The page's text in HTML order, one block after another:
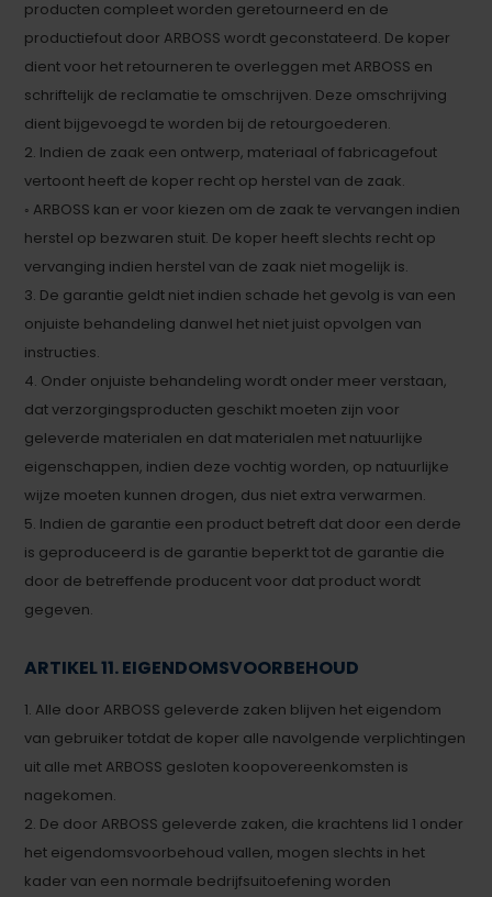
producten compleet worden geretourneerd en de
productiefout door ARBOSS wordt geconstateerd. De koper
dient voor het retourneren te overleggen met ARBOSS en
schriftelijk de reclamatie te omschrijven. Deze omschrijving
dient bijgevoegd te worden bij de retourgoederen.
2. Indien de zaak een ontwerp, materiaal of fabricagefout
vertoont heeft de koper recht op herstel van de zaak.
◦ ARBOSS kan er voor kiezen om de zaak te vervangen indien
herstel op bezwaren stuit. De koper heeft slechts recht op
vervanging indien herstel van de zaak niet mogelijk is.
3. De garantie geldt niet indien schade het gevolg is van een
onjuiste behandeling danwel het niet juist opvolgen van
instructies.
4. Onder onjuiste behandeling wordt onder meer verstaan,
dat verzorgingsproducten geschikt moeten zijn voor
geleverde materialen en dat materialen met natuurlijke
eigenschappen, indien deze vochtig worden, op natuurlijke
wijze moeten kunnen drogen, dus niet extra verwarmen.
5. Indien de garantie een product betreft dat door een derde
is geproduceerd is de garantie beperkt tot de garantie die
door de betreffende producent voor dat product wordt
gegeven.
ARTIKEL 11. EIGENDOMSVOORBEHOUD
1. Alle door ARBOSS geleverde zaken blijven het eigendom
van gebruiker totdat de koper alle navolgende verplichtingen
uit alle met ARBOSS gesloten koopovereenkomsten is
nagekomen.
2. De door ARBOSS geleverde zaken, die krachtens lid 1 onder
het eigendomsvoorbehoud vallen, mogen slechts in het
kader van een normale bedrijfsuitoefening worden